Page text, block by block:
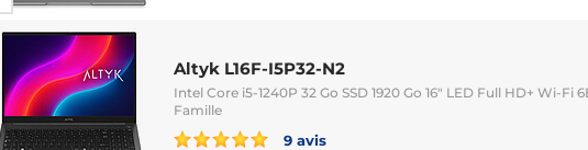
Altyk L16F-I5P32-N2
Intel Core i5-1240P 32 Go SSD 1920 Go 16" LED Full HD+ Wi-Fi
Famille
9 avis